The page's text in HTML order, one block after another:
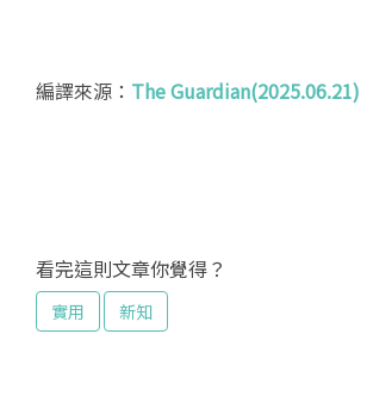
編譯來源： The Guardian(2025.06.21)
看完這則文章你覺得？
實用 新知